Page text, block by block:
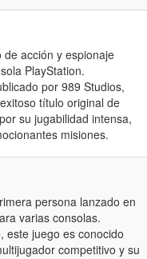
acción y espionaje
PlayStation.
por 989 Studios,
título original de
su jugabilidad intensa,
misiones.
persona lanzado en
varias consolas.
este juego es conocido
competitivo y su